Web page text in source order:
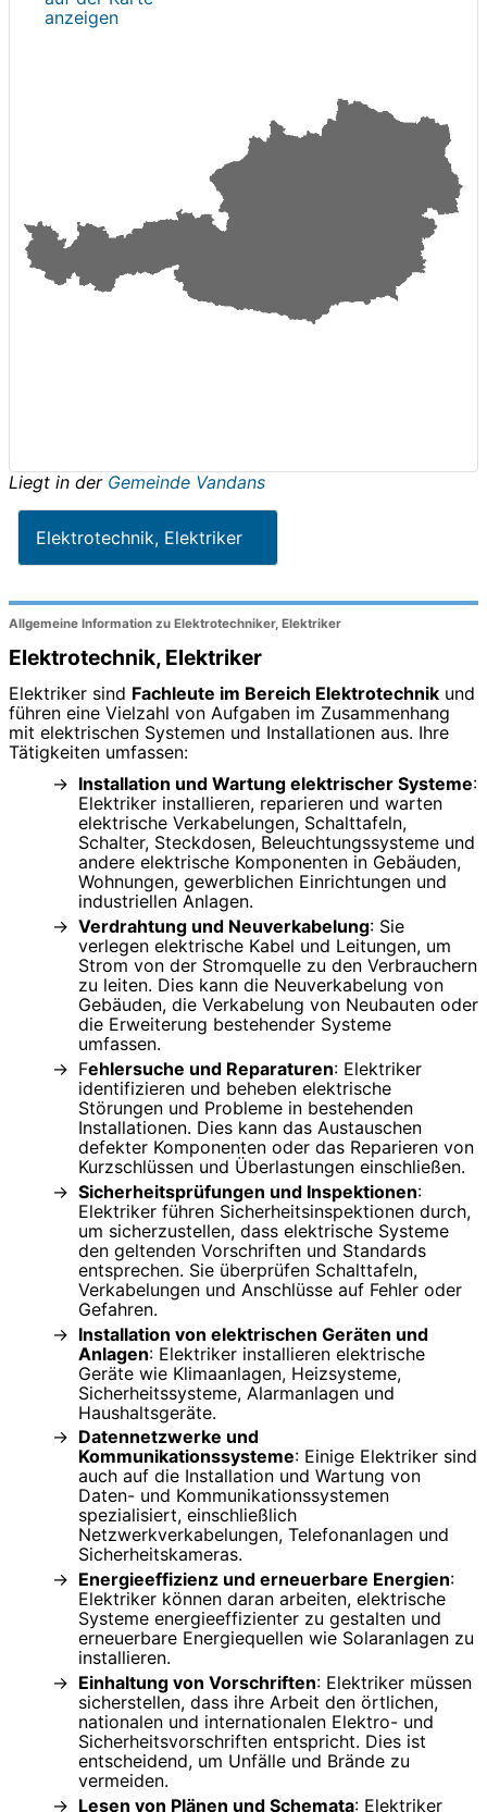
anzeigen
Liegt in der Gemeinde Vandans
Elektrotechnik, Elektriker
Allgemeine Information zu Elektrotechniker, Elektriker
Elektrotechnik, Elektriker
Elektriker sind Fachleute im Bereich Elektrotechnik und
führen eine Vielzahl von Aufgaben im Zusammenhang
mit elektrischen Systemen und Installationen aus. Ihre
Tätigkeiten umfassen:
Installation und Wartung elektrischer Systeme:
Elektriker installieren, reparieren und warten
elektrische Verkabelungen, Schalttafeln,
Schalter, Steckdosen, Beleuchtungssysteme und
andere elektrische Komponenten in Gebäuden,
Wohnungen, gewerblichen Einrichtungen und
industriellen Anlagen.
Verdrahtung und Neuverkabelung: Sie
verlegen elektrische Kabel und Leitungen, um
Strom von der Stromquelle zu den Verbrauchern
zu leiten. Dies kann die Neuverkabelung von
Gebäuden, die Verkabelung von Neubauten oder
die Erweiterung bestehender Systeme
umfassen.
Fehlersuche und Reparaturen: Elektriker
identifizieren und beheben elektrische
Störungen und Probleme in bestehenden
Installationen. Dies kann das Austauschen
defekter Komponenten oder das Reparieren von
Kurzschlüssen und Überlastungen einschließen.
Sicherheitsprüfungen und Inspektionen:
Elektriker führen Sicherheitsinspektionen durch,
um sicherzustellen, dass elektrische Systeme
den geltenden Vorschriften und Standards
entsprechen. Sie überprüfen Schalttafeln,
Verkabelungen und Anschlüsse auf Fehler oder
Gefahren.
Installation von elektrischen Geräten und
Anlagen: Elektriker installieren elektrische
Geräte wie Klimaanlagen, Heizsysteme,
Sicherheitssysteme, Alarmanlagen und
Haushaltsgeräte.
Datennetzwerke und
Kommunikationssysteme: Einige Elektriker sind
auch auf die Installation und Wartung von
Daten- und Kommunikationssystemen
spezialisiert, einschließlich
Netzwerkverkabelungen, Telefonanlagen und
Sicherheitskameras.
Energieeffizienz und erneuerbare Energien:
Elektriker können daran arbeiten, elektrische
Systeme energieeffizienter zu gestalten und
erneuerbare Energiequellen wie Solaranlagen zu
installieren.
Einhaltung von Vorschriften: Elektriker müssen
sicherstellen, dass ihre Arbeit den örtlichen,
nationalen und internationalen Elektro- und
Sicherheitsvorschriften entspricht. Dies ist
entscheidend, um Unfälle und Brände zu
vermeiden.
Lesen von Plänen und Schemata: Elektriker